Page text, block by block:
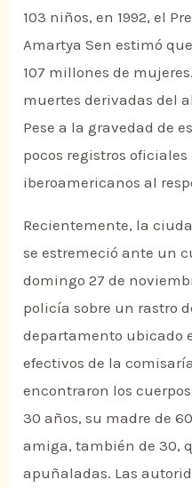
103 niños, en 1992, el
Amartya Sen estimó
107 millones de
muertes derivadas del
Pese a la gravedad de
pocos registros
iberoamericanos al
Recientemente, la
se estremeció ante un
domingo 27 de
policía sobre un rastro
departamento ubicado
efectivos de la
encontraron los
30 años, su madre de
amiga, también de 30,
apuñaladas. Las